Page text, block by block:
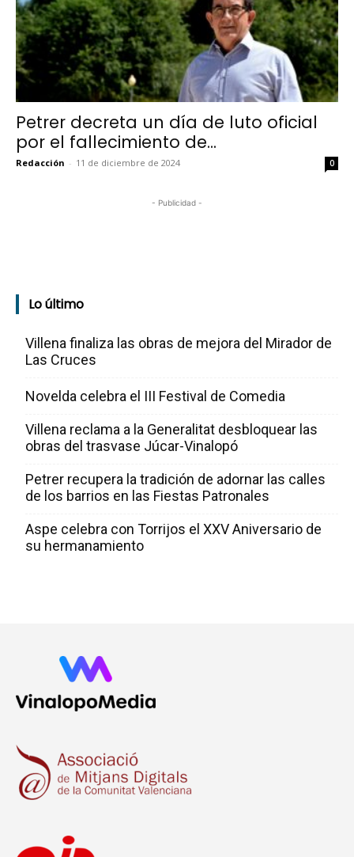
Petrer decreta un día de luto oficial
por el fallecimiento de...
Redacción - 11 de diciembre de 2024 0
- Publicidad -
Lo último
Villena finaliza las obras de mejora del Mirador de
Las Cruces
Novelda celebra el III Festival de Comedia
Villena reclama a la Generalitat desbloquear las
obras del trasvase Júcar-Vinalopó
Petrer recupera la tradición de adornar las calles
de los barrios en las Fiestas Patronales
Aspe celebra con Torrijos el XXV Aniversario de
su hermanamiento